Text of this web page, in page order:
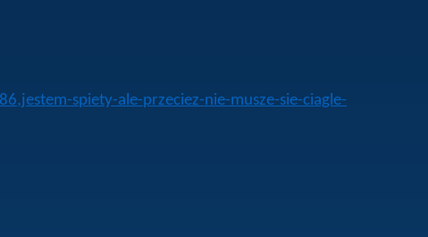
spiety-ale-przeciez-nie-musze-sie-ciagle-